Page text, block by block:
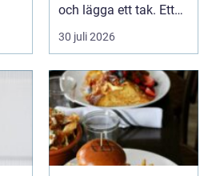
och lägga ett tak. Ett
timmerhus är ett lå...
30 juli 2026